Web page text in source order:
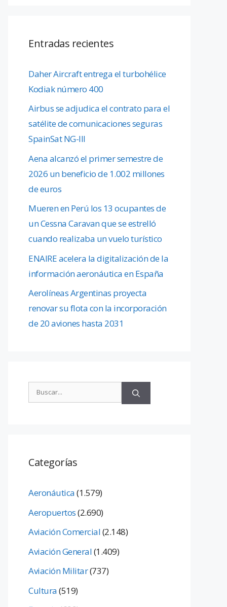
Entradas recientes
Daher Aircraft entrega el turbohélice
Kodiak número 400
Airbus se adjudica el contrato para el
satélite de comunicaciones seguras
SpainSat NG-III
Aena alcanzó el primer semestre de
2026 un beneficio de 1.002 millones
de euros
Mueren en Perú los 13 ocupantes de
un Cessna Caravan que se estrelló
cuando realizaba un vuelo turístico
ENAIRE acelera la digitalización de la
información aeronáutica en España
Aerolíneas Argentinas proyecta
renovar su flota con la incorporación
de 20 aviones hasta 2031
Categorías
Aeronáutica(1.579)
Aeropuertos(2.690)
Aviación Comercial(2.148)
Aviación General(1.409)
Aviación Militar(737)
Cultura(519)